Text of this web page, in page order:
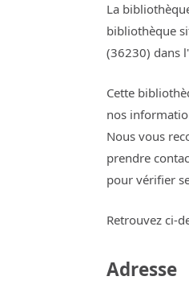
La
bibliothèque
(36230) dans
Cette
nos
Nous vous
prendre
pour vérifier
Retrouvez ci-
Adresse